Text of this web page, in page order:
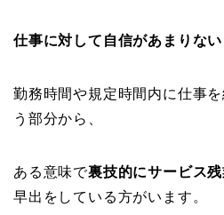
仕事に対して自信があまりない
勤務時間や規定時間内に仕事
う部分から、
ある意味で裏技的にサービス
早出をしている方がいます。